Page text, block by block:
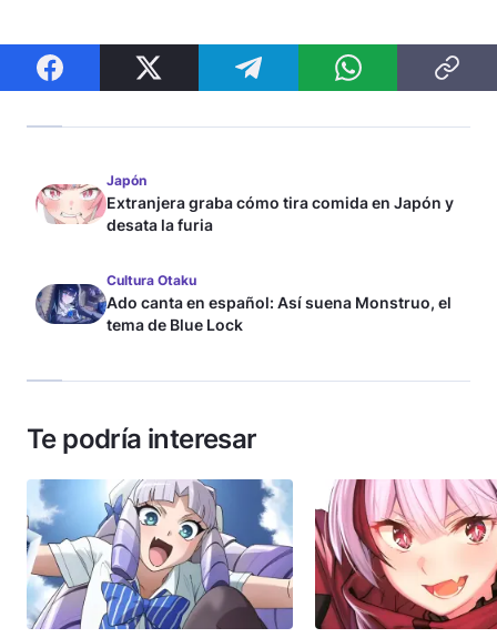
Japón
Extranjera graba cómo tira comida en Japón y
desata la furia
Cultura Otaku
Ado canta en español: Así suena Monstruo, el
tema de Blue Lock
Te podría interesar